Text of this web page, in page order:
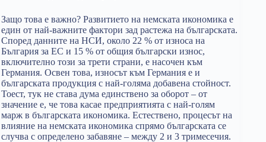
Защо това е важно? Развитието на немската икономика е
един от най-важните фактори зад растежа на българската.
Според данните на НСИ, около 22 % от износа на
България за ЕС и 15 % от общия български износ,
включително този за трети страни, е насочен към
Германия. Освен това, износът към Германия е и
българската продукция с най-голяма добавена стойност.
Тоест, тук не става дума единствено за оборот – от
значение е, че това касае предприятията с най-голям
марж в българската икономика. Естествено, процесът на
влияние на немската икономика спрямо българската се
случва с определено забавяне – между 2 и 3 тримесечия.